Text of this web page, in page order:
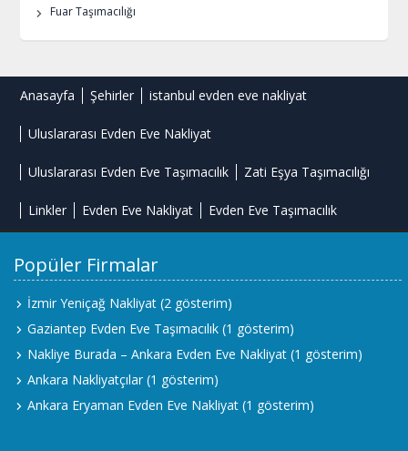
Fuar Taşımacılığı
Anasayfa Şehirler istanbul evden eve nakliyat
Uluslararası Evden Eve Nakliyat
Uluslararası Evden Eve Taşımacılık Zati Eşya Taşımacılığı
Linkler Evden Eve Nakliyat Evden Eve Taşımacılık
Popüler Firmalar
İzmir Yeniçağ Nakliyat (2 gösterim)
Gaziantep Evden Eve Taşımacılık (1 gösterim)
Nakliye Burada – Ankara Evden Eve Nakliyat (1 gösterim)
Ankara Nakliyatçılar (1 gösterim)
Ankara Eryaman Evden Eve Nakliyat (1 gösterim)